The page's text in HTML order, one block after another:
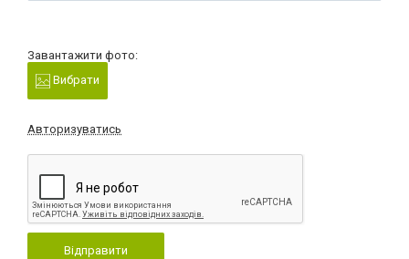
Завантажити фото:
Вибрати
Авторизуватись
Відправити